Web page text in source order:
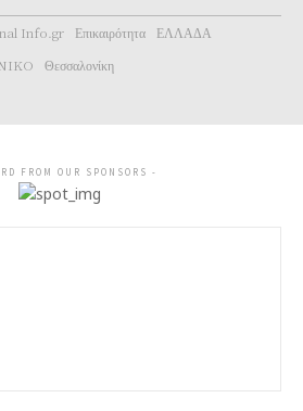
Info.gr Επικαιρότητα
ΕΛΛΑΔΑ
Θεσσαλονίκη
FROM OUR SPONSORS -